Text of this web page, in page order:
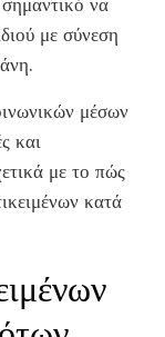
με σύνεση
μέσων
και
με το πώς
κατά